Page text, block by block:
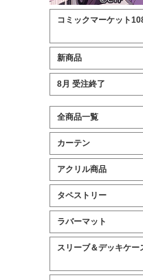
コミックマーケット
新商品
8月 受注終了
全商品一覧
カーテン
アクリル商品
タペストリー
ラバーマット
スリーブ＆デッキケー